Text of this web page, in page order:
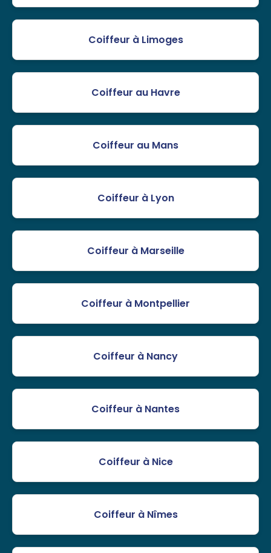
Coiffeur à Limoges
Coiffeur au Havre
Coiffeur au Mans
Coiffeur à Lyon
Coiffeur à Marseille
Coiffeur à Montpellier
Coiffeur à Nancy
Coiffeur à Nantes
Coiffeur à Nice
Coiffeur à Nîmes